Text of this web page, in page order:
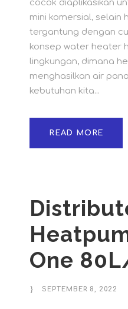
cocok diaplikasikan
mini komersial, selain
tergantung dengan
konsep water heater
lingkungan, dimana
menghasilkan air
kebutuhan kita...
READ MORE
One
SEPTEMBER 8, 2022